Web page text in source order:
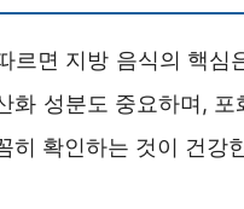
르면 지방 음식의 핵
화 성분도 중요하며,
히 확인하는 것이 건강